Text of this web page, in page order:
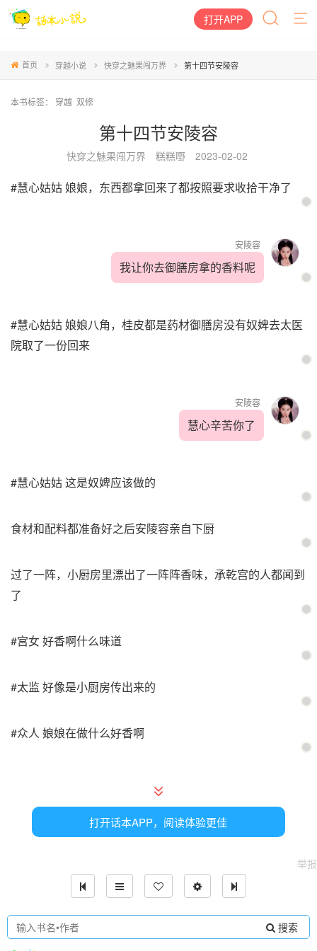
打开APP
首页 穿越小说 快穿之魅果闯万界 第十四节安陵容
本书标签： 穿越 双修
第十四节安陵容
快穿之魅果闯万界 糕糕嘢 2023-02-02
#慧心姑姑 娘娘，东西都拿回来了都按照要求收拾干净了
安陵容
我让你去御膳房拿的香料呢
#慧心姑姑 娘娘八角，桂皮都是药材御膳房没有奴婢去太医
院取了一份回来
安陵容
慧心辛苦你了
#慧心姑姑 这是奴婢应该做的
食材和配料都准备好之后安陵容亲自下厨
过了一阵，小厨房里漂出了一阵阵香味，承乾宫的人都闻到
了
#宫女 好香啊什么味道
#太监 好像是小厨房传出来的
#众人 娘娘在做什么好香啊
#苏培盛 皇上驾到
#众人 奴才/奴婢参见皇上
#雍正 你们都在做什么这么热闹。嗯？什么味道好香啊
打开话本APP，阅读体验更佳
举报
搜索